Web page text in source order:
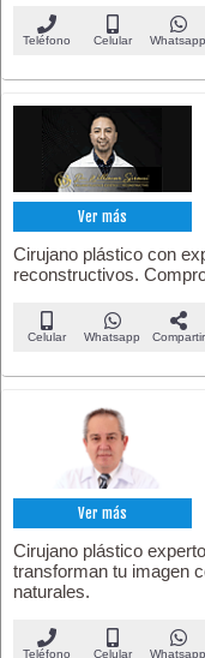
Teléfono Celular Whatsapp
Ver más
Cirujano plástico con
reconstructivos.
Celular Whatsapp Compartir
Ver más
Cirujano plástico
transforman tu imagen
naturales.
Teléfono Celular Whatsapp